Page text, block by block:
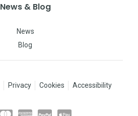
News & Blog
News
Blog
Privacy Cookies Accessibility